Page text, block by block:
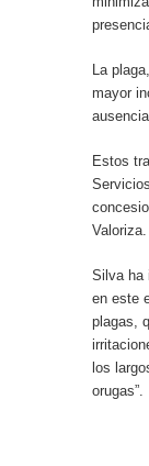
La
mayor
Estos
Valoriza.
Silva ha
en este
plagas,
los
orugas”.